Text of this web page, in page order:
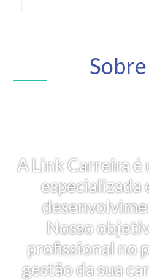
A Link Carreira
especializada
Nosso
profissional no
gestão da sua